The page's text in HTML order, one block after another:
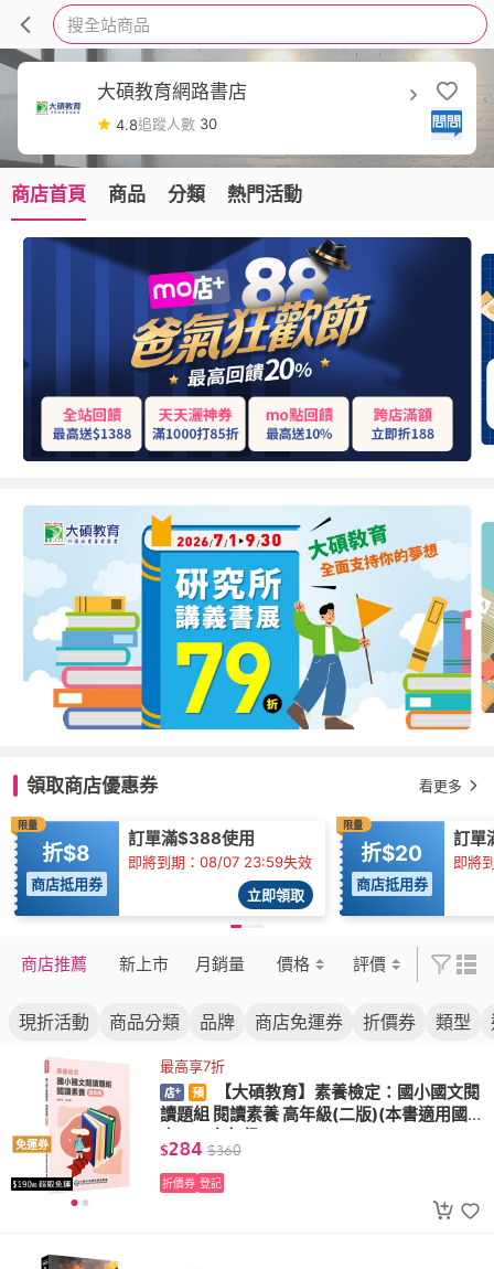
搜全站商品
大碩教育網路書店
4.8追蹤人數 30
商店首頁 商品 分類 熱門活動
領取商店優惠券 看更多
限量
折$8
商店抵用券
訂單滿$388使用
即將到期：08/07 23:59失效
立即領取
限量
折$20
商店抵用券
訂單
即將
商店推薦 新上市 月銷量 價格 評價
現折活動 商品分類 品牌 商店免運券 折價券 類型
免運券
最高享7折
【大碩教育】素養檢定：國小國文閱
讀題組 閱讀素養 高年級(二版)(本書適用國
$284 $360
折價券 登記